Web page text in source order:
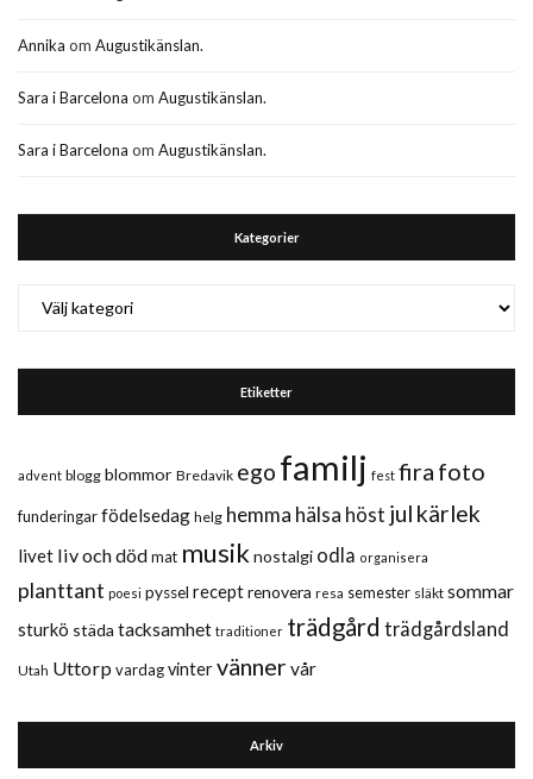
Annika om Augustikänslan.
Sara i Barcelona om Augustikänslan.
Sara i Barcelona om Augustikänslan.
Kategorier
Etiketter
advent blogg blommor Bredavik ego familj fest fira foto
funderingarfödelsedag helg hemma hälsa höst jul kärlek
livet liv och dödmat musik nostalgi odla organisera
planttant poesi pyssel receptrenovera resa semester släkt sommar
sturkö städa tacksamhet traditioner trädgård trädgårdsland
Utah Uttorp vardagvintervänner vår
Arkiv